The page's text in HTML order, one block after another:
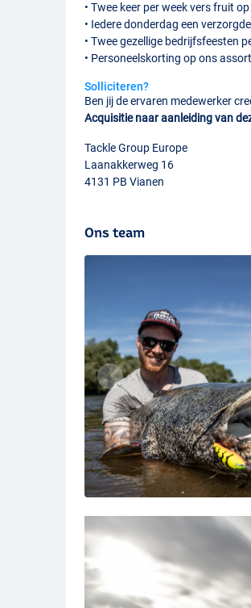
• Twee keer per week vers fruit
• Iedere donderdag een
• Twee gezellige bedrijfsfeesten
• Personeelskorting op ons
Solliciteren?
Ben jij de ervaren medewerker
Acquisitie naar aanleiding van
Tackle Group Europe
Laanakkerweg 16
4131 PB Vianen
Ons team